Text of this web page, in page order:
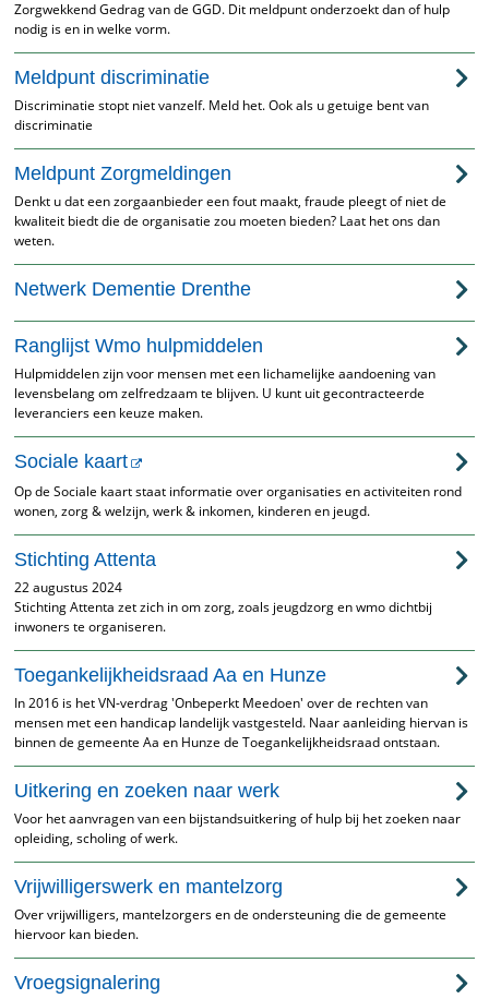
Zorgwekkend Gedrag van de GGD. Dit meldpunt onderzoekt dan of hulp
nodig is en in welke vorm.
Meldpunt discriminatie
Discriminatie stopt niet vanzelf. Meld het. Ook als u getuige bent van
discriminatie
Meldpunt Zorgmeldingen
Denkt u dat een zorgaanbieder een fout maakt, fraude pleegt of niet de
kwaliteit biedt die de organisatie zou moeten bieden? Laat het ons dan
weten.
Netwerk Dementie Drenthe
Ranglijst Wmo hulpmiddelen
Hulpmiddelen zijn voor mensen met een lichamelijke aandoening van
levensbelang om zelfredzaam te blijven. U kunt uit gecontracteerde
leveranciers een keuze maken.
Sociale kaart
Op de Sociale kaart staat informatie over organisaties en activiteiten rond
wonen, zorg & welzijn, werk & inkomen, kinderen en jeugd.
Stichting Attenta
22 augustus 2024
Stichting Attenta zet zich in om zorg, zoals jeugdzorg en wmo dichtbij
inwoners te organiseren.
Toegankelijkheidsraad Aa en Hunze
In 2016 is het VN-verdrag 'Onbeperkt Meedoen' over de rechten van
mensen met een handicap landelijk vastgesteld. Naar aanleiding hiervan is
binnen de gemeente Aa en Hunze de Toegankelijkheidsraad ontstaan.
Uitkering en zoeken naar werk
Voor het aanvragen van een bijstandsuitkering of hulp bij het zoeken naar
opleiding, scholing of werk.
Vrijwilligerswerk en mantelzorg
Over vrijwilligers, mantelzorgers en de ondersteuning die de gemeente
hiervoor kan bieden.
Vroegsignalering